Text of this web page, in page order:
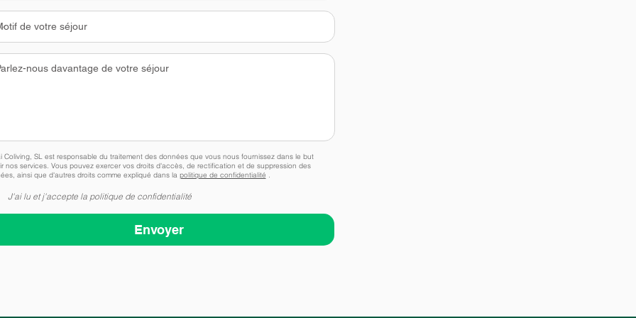
Envoyer
Coliving, SL est responsable du traitement des données que vous nous fournissez dans le but
nos services. Vous pouvez exercer vos droits d'accès, de rectification et de suppression des
ainsi que d'autres droits comme expliqué dans la politique de confidentialité
J'ai lu et j'accepte la politique de confidentialité